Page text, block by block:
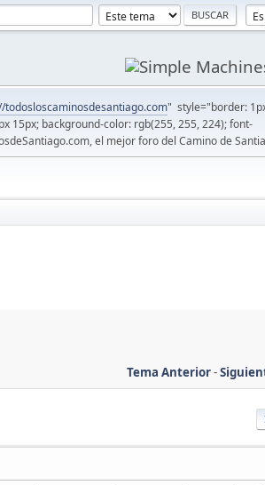
todosloscaminosdesantiago.com" style="border:
15px; background-color: rgb(255, 255, 224); font-
el mejor foro del Camino de
Tema Anterior-